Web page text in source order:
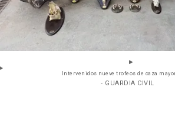
Intervenidos nueve trofeos de caza
- GUARDIA CIVIL